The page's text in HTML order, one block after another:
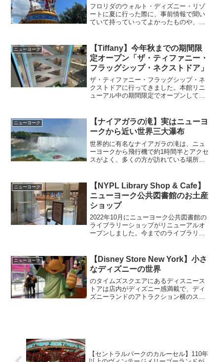
フロリダのウォルト・ディズニー・リゾ
ートに夏に行った際に、事前情報で聞い
ていて持っていってよかったものや、持
ニューヨーク
【Tiffany】今年秋までの期間限
定オープン「ザ・ティファニー・
フラッグシップ・ネクストドア」
ザ・ティファニー・フラッグシップ・ネ
クストドアに行ってきました。本館リニ
ューアル中の期間限定でオープンしてい
えない豪華さでした。
ニューヨーク
【ナイアガラの滝】実はニューヨ
ークから近い世界三大瀑布
世界的に有名なナイアガラの滝は、ニュ
ーヨークから飛行機で約1時間半とアクセ
スがよく、多くの方が訪れている場所で
ニューヨーク
【NYPL Library Shop & Cafe】
ニューヨーク公共図書館のお土産
ショップ
2022年10月にニューヨーク公共図書館の
ライブラリーショップがリニューアルオ
ープンしました。今までのライブラリー
ニューヨーク
【Disney Store New York】小さ
なディズニーの世界
のタイムズスクエアにあるディスニース
トアは店内がディズニー感満載で、ディ
ズニーランドのアトラクション横のスー
【セントラルパークのカルーセル】110年